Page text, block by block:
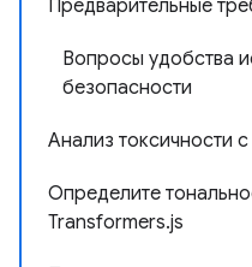
Предварительные
Вопросы удобства
безопасности
Анализ токсичности
Определите
Transformers.js